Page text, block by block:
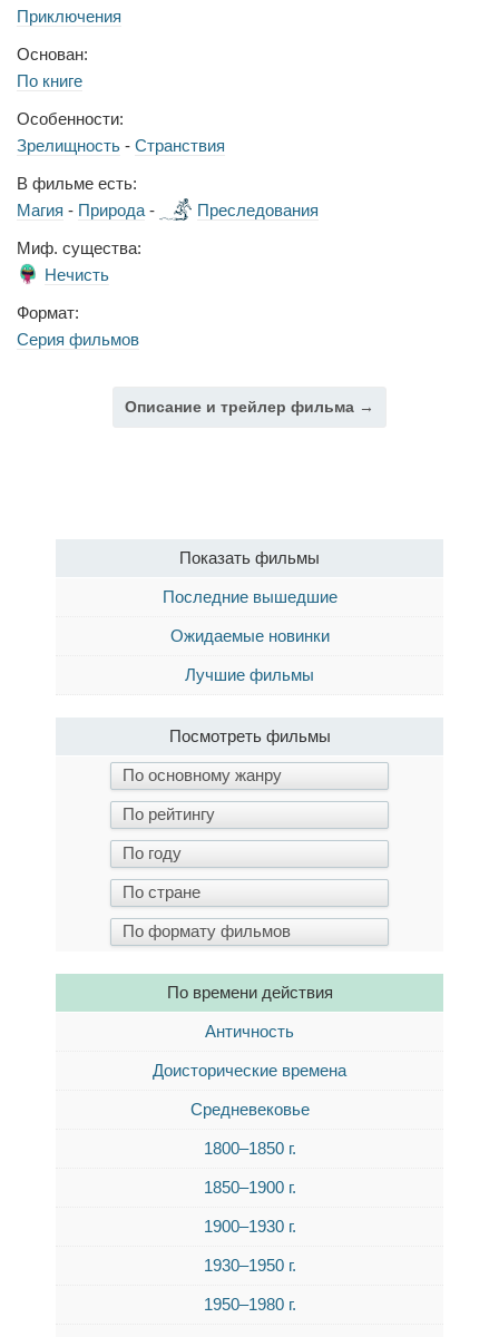
Приключения
Основан:
По книге
Особенности:
Зрелищность - Странствия
В фильме есть:
Магия - Природа -
Преследования
Миф. существа:
Нечисть
Формат:
Серия фильмов
Описание и трейлер фильма →
Показать фильмы
Последние вышедшие
Ожидаемые новинки
Лучшие фильмы
Посмотреть фильмы
По времени действия
Античность
Доисторические времена
Средневековье
1800–1850 г.
1850–1900 г.
1900–1930 г.
1930–1950 г.
1950–1980 г.